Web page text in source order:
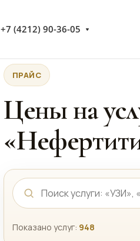
+7 (4212) 90-36-05
ПРАЙС
Цены на
Показано услуг: 948